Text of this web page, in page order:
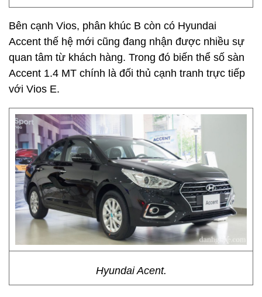
Bên cạnh Vios, phân khúc B còn có Hyundai
Accent thế hệ mới cũng đang nhận được nhiều sự
quan tâm từ khách hàng. Trong đó biến thể số sàn
Accent 1.4 MT chính là đối thủ cạnh tranh trực tiếp
với Vios E.
Hyundai Acent.